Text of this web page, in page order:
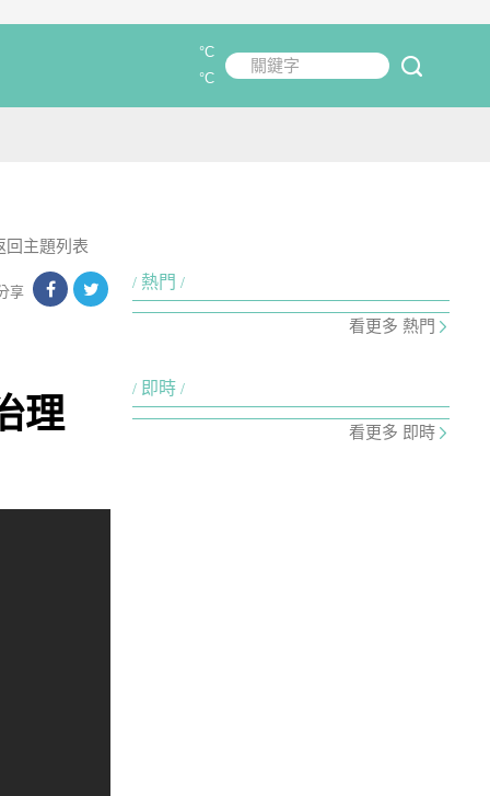
關鍵字
°C
°C
回主題列表
享
理
熱門
看更多 熱門
即時
看更多 即時